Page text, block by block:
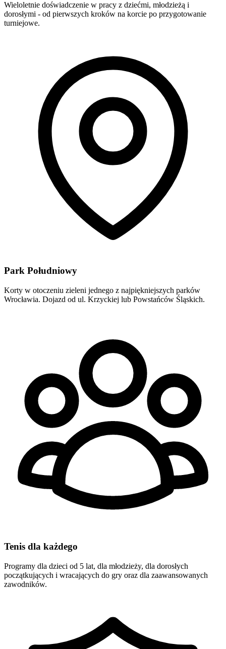
Wieloletnie doświadczenie w pracy z dziećmi, młodzieżą i
dorosłymi - od pierwszych kroków na korcie po przygotowanie
turniejowe.
Park Południowy
Korty w otoczeniu zieleni jednego z najpiękniejszych parków
Wrocławia. Dojazd od ul. Krzyckiej lub Powstańców Śląskich.
Tenis dla każdego
Programy dla dzieci od 5 lat, dla młodzieży, dla dorosłych
początkujących i wracających do gry oraz dla zaawansowanych
zawodników.